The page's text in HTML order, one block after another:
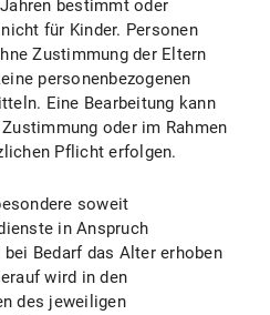
für Studierende
der Datenschutzerklärung
bestimmt oder
für Kinder. Personen
Zustimmung der Eltern
personenbezogenen
Eine Bearbeitung kann
oder im Rahmen
Pflicht erfolgen.
soweit
in Anspruch
Bedarf das Alter erhoben
wird in den
des jeweiligen